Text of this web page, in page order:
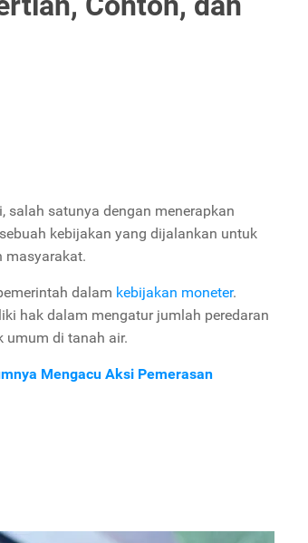
satunya dengan menerapkan
kebijakan yang dijalankan untuk
masyarakat.
dalam kebijakan moneter.
hak dalam mengatur jumlah peredaran
umum di tanah air.
Mengacu Aksi Pemerasan